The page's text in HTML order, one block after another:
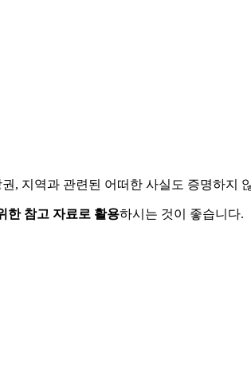
권, 지역과 관련된 어떠한 사실도 증명하지
한 참고 자료로 활용하시는 것이 좋습니다.